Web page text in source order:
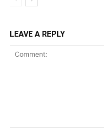
LEAVE A REPLY